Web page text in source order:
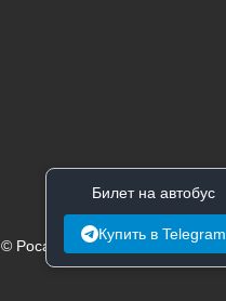
© Pocatili.ru | 2014 - 2026
Билет на автобус
Купить в Telegram